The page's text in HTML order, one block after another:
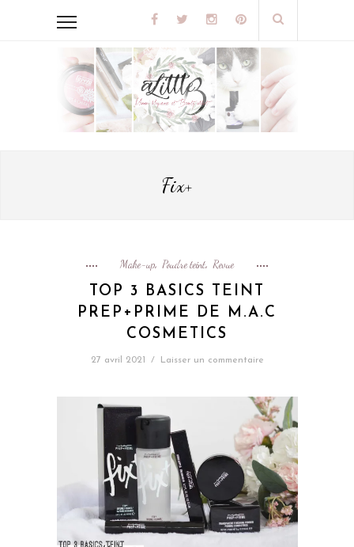
Fix+
Make-up, Poudre teint, Revue
TOP 3 BASICS TEINT
PREP+PRIME DE M.A.C
COSMETICS
27 avril 2021 / Laisser un commentaire